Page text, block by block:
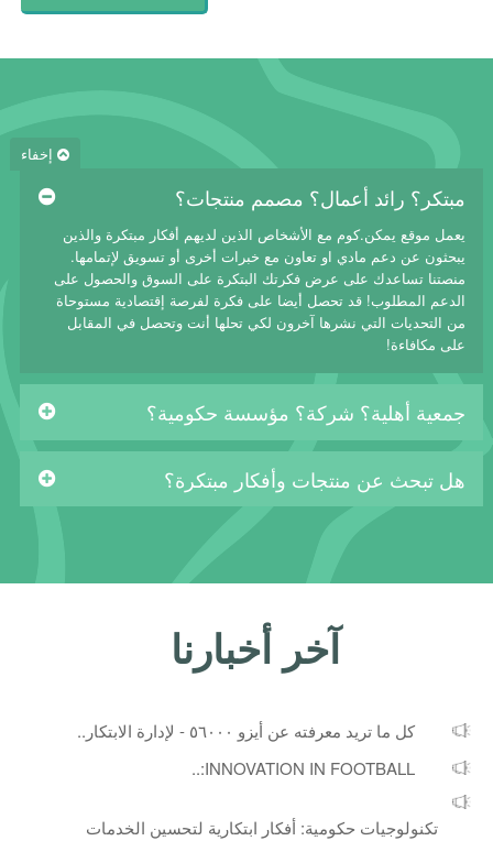
إخفاء
مبتكر؟ رائد أعمال؟ مصمم منتجات؟
يعمل موقع يمكن.كوم مع الأشخاص الذين لديهم أفكار مبتكرة والذين
يبحثون عن دعم مادي او تعاون مع خبرات أخرى أو تسويق لإتمامها.
منصتنا تساعدك على عرض فكرتك البتكرة على السوق والحصول على
الدعم المطلوب! قد تحصل أيضا على فكرة لفرصة إقتصادية مستوحاة
من التحديات التي نشرها آخرون لكي تحلها أنت وتحصل في المقابل
على مكافاءة!
جمعية أهلية؟ شركة؟ مؤسسة حكومية؟
هل تبحث عن منتجات وأفكار مبتكرة؟
آخر أخبارنا
كل ما تريد معرفته عن أيزو ٥٦٠٠٠ - لإدارة الابتكار..
INNOVATION IN FOOTBALL:..
تكنولوجيات حكومية: أفكار ابتكارية لتحسين الخدمات